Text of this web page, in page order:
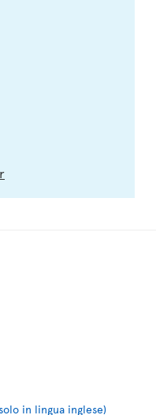
in lingua inglese)